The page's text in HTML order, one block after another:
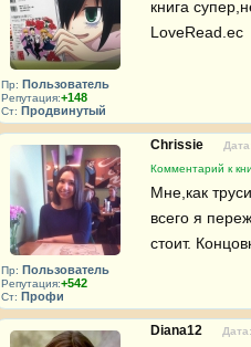
Пр: Пользователь
Репутация:+148
Ст: Продвинутый
книга
LoveRead.ec
Пр: Пользователь
Репутация:+542
Ст: Профи
Chrissie
Комментарий к
Мне,как
всего я
стоит.
Diana12